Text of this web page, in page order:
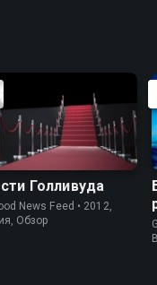
Голливуда
News Feed • 2012,
Обзор